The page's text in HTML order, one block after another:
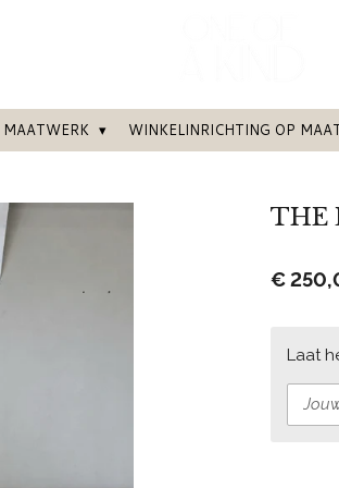
MAATWERK WINKELINRICHTING OP
THE
€
Laat